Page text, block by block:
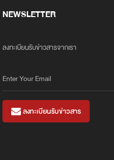
NEWSLETTER
ลงทะเบียนรับข่าวสารจากเรา
ลงทะเบียนรับข่าวสาร